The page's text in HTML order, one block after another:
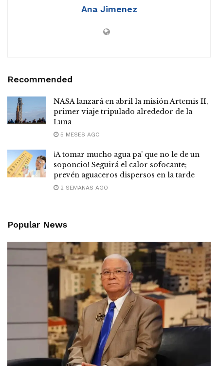
Ana Jimenez
Recommended
NASA lanzará en abril la misión Artemis II,
primer viaje tripulado alrededor de la
Luna
5 MESES AGO
¡A tomar mucho agua pa’ que no le de un
soponcio! Seguirá el calor sofocante;
prevén aguaceros dispersos en la tarde
2 SEMANAS AGO
Popular News